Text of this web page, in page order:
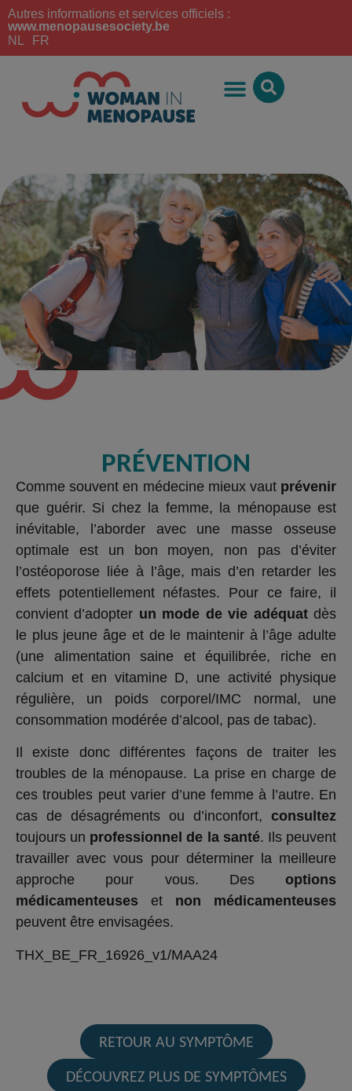
Autres informations et services officiels :
www.menopausesociety.be
NL
FR
PRÉVENTION
Comme souvent en médecine mieux vaut prévenir
que guérir. Si chez la femme, la ménopause est
inévitable, l’aborder avec une masse osseuse
optimale est un bon moyen, non pas d’éviter
l’ostéoporose liée à l’âge, mais d’en retarder les
effets potentiellement néfastes. Pour ce faire, il
convient d’adopter un mode de vie adéquatdès
le plus jeune âge et de le maintenir à l’âge adulte
(une alimentation saine et équilibrée, riche en
calcium et en vitamine D, une activité physique
régulière, un poids corporel/IMC normal, une
consommation modérée d’alcool, pas de tabac).
Il existe donc différentes façons de traiter les
troubles de la ménopause. La prise en charge de
ces troubles peut varier d’une femme à l’autre. En
cas de désagréments ou d’inconfort, consultez
toujours un professionnel de la santé. Ils peuvent
travailler avec vous pour déterminer la meilleure
approche pour vous. Des options
médicamenteuses et non médicamenteuses
peuvent être envisagées.
THX_BE_FR_16926_v1/MAA24
RETOUR AU SYMPTÔME
DÉCOUVREZ PLUS DE SYMPTÔMES